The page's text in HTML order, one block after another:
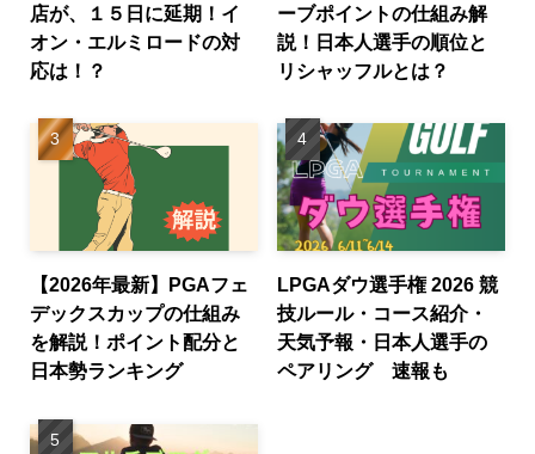
店が、１５日に延期！イ
オン・エルミロードの対
応は！？
ーブポイントの仕組み解
説！日本人選手の順位と
リシャッフルとは？
【2026年最新】PGAフェ
デックスカップの仕組み
を解説！ポイント配分と
日本勢ランキング
LPGAダウ選手権 2026 競
技ルール・コース紹介・
天気予報・日本人選手の
ペアリング 速報も